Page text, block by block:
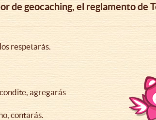
de geocaching, el reglamento de
respetarás.
agregarás
contarás.